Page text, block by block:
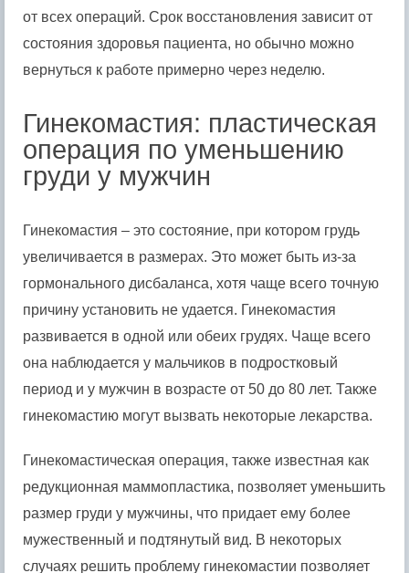
от всех операций. Срок восстановления зависит от
состояния здоровья пациента, но обычно можно
вернуться к работе примерно через неделю.
Гинекомастия: пластическая
операция по уменьшению
груди у мужчин
Гинекомастия – это состояние, при котором грудь
увеличивается в размерах. Это может быть из-за
гормонального дисбаланса, хотя чаще всего точную
причину установить не удается. Гинекомастия
развивается в одной или обеих грудях. Чаще всего
она наблюдается у мальчиков в подростковый
период и у мужчин в возрасте от 50 до 80 лет. Также
гинекомастию могут вызвать некоторые лекарства.
Гинекомастическая операция, также известная как
редукционная маммопластика, позволяет уменьшить
размер груди у мужчины, что придает ему более
мужественный и подтянутый вид. В некоторых
случаях решить проблему гинекомастии позволяет